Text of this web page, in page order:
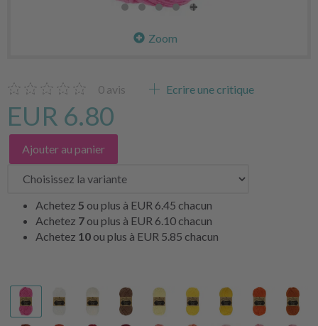
Zoom
0 avis Ecrire une critique
EUR 6.80
Ajouter au panier
Achetez 5 ou plus à EUR 6.45 chacun
Achetez 7 ou plus à EUR 6.10 chacun
Achetez 10 ou plus à EUR 5.85 chacun